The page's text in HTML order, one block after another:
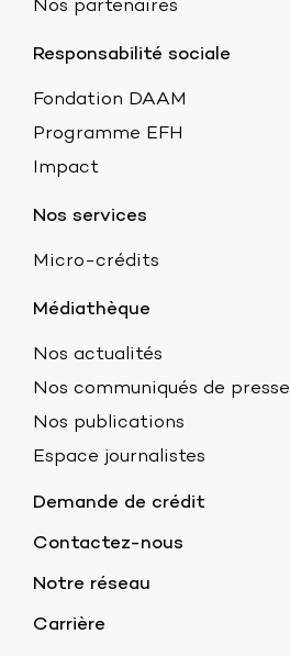
Nos partenaires
Responsabilité sociale
Fondation DAAM
Programme EFH
Impact
Nos services
Micro-crédits
Médiathèque
Nos actualités
Nos communiqués de presse
Nos publications
Espace journalistes
Demande de crédit
Contactez-nous
Notre réseau
Carrière